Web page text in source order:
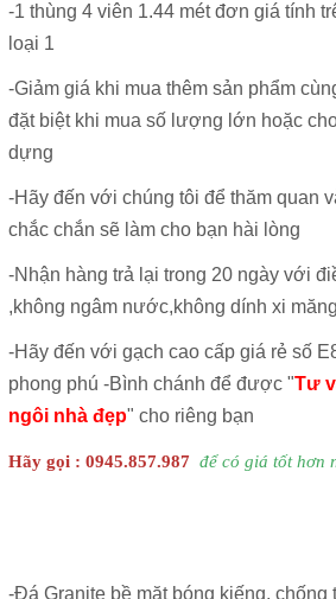
-1 thùng 4 viên 1.44 mét đơn giá tính
loại 1
-Giảm giá khi mua thêm sản phẩm
đặt biệt khi mua số lượng lớn hoặc
dựng
-Hãy đến với chúng tôi để thăm quan
chắc chắn sẽ làm cho bạn hài lòng
-Nhận hàng trả lại trong 20 ngày với
,không ngâm nước,không dính xi
-Hãy đến với gạch cao cấp giá rẻ số
phong phú -Bình chánh để được "Tư
ngôi nhà đẹp" cho riêng bạn
Hãy gọi : 0945.857.987 để có giá tốt hơn
-Đá Granite bề mặt bóng kiếng, chống